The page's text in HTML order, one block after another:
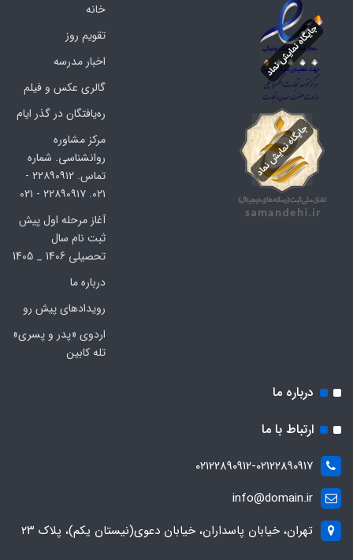
خانه
تقویم روز
اخبار مدرسه
گالری عکس و فیلم
ره‌یافتگان در گذر ایام
مرکز مشاوره
روانشناسی. شماره
تماس. ۲۲۸۹۰۹۱۲ -
۰۲۱. ۲۲۸۹۰۹۱۷ - ۰۲۱
آغاز مرحله اول پیش
ثبت نام سال
تحصیلی 1406 _ 1405
درباره ما
رویدادهای پیش رو
اردوی «پدر و پسری»
تله کابین
درباره ما
ارتباط با ما
۰۲۱۲۲۸۹۰۹۱۲-۰۲۱۲۲۸۹۰۹۱۷
info@domain.ir
تهران، خیابان پاسداران، خیابان دعوی(نیستان یکم)، پلاک ۲۳